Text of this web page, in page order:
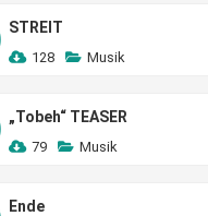
STREIT
128 Musik
„Tobeh“ TEASER
79 Musik
Ende